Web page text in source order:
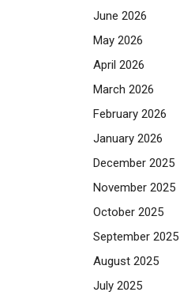
June 2026
May 2026
April 2026
March 2026
February 2026
January 2026
December 2025
November 2025
October 2025
September 2025
August 2025
July 2025